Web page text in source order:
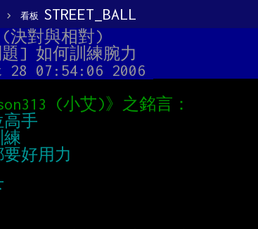
› 看板 STREET_BALL
決對與相對)
] 如何訓練腕力
28 07:54:06 2006